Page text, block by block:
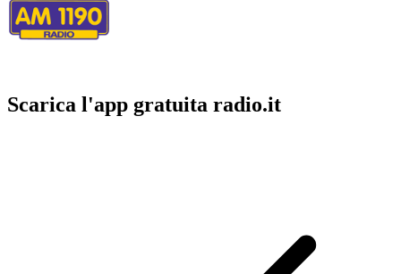
Scarica l'app gratuita radio.it